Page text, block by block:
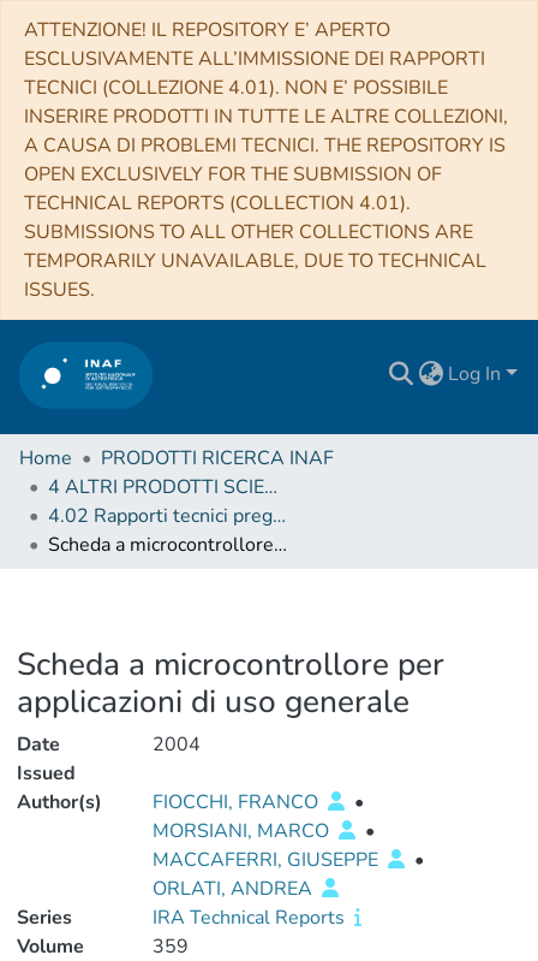
ATTENZIONE! IL REPOSITORY E’ APERTO
ESCLUSIVAMENTE ALL’IMMISSIONE DEI RAPPORTI
TECNICI (COLLEZIONE 4.01). NON E’ POSSIBILE
INSERIRE PRODOTTI IN TUTTE LE ALTRE COLLEZIONI,
A CAUSA DI PROBLEMI TECNICI. THE REPOSITORY IS
OPEN EXCLUSIVELY FOR THE SUBMISSION OF
TECHNICAL REPORTS (COLLECTION 4.01).
SUBMISSIONS TO ALL OTHER COLLECTIONS ARE
TEMPORARILY UNAVAILABLE, DUE TO TECHNICAL
ISSUES.
Log In
Home
PRODOTTI RICERCA INAF
4 ALTRI PRODOTTI SCIENTIFICI (Other scientific products)
4.02 Rapporti tecnici pregressi
Scheda a microcontrollore per applicazioni di uso generale
Scheda a microcontrollore per
applicazioni di uso generale
Date
Issued
2004
Author(s) FIOCCHI, FRANCO
•
MORSIANI, MARCO
•
MACCAFERRI, GIUSEPPE
•
ORLATI, ANDREA
Series
IRA Technical Reports
Volume
359